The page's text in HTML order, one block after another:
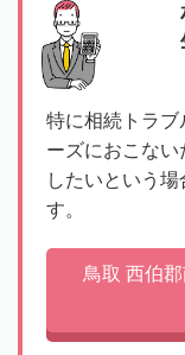
特に相続トラブ
ーズにおこな
したいという
す。
鳥取 西伯